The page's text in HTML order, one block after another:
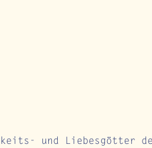
und Liebesgötter